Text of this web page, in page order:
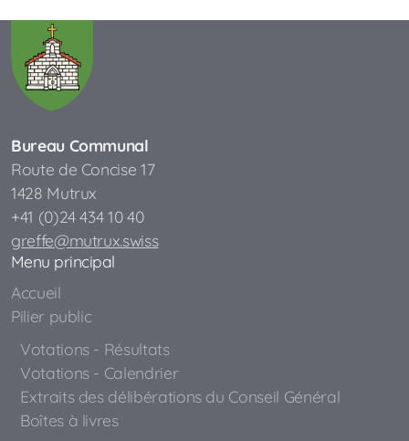
Bureau Communal
Route de Concise 17
1428 Mutrux
+41 (0)24 434 10 40
greffe@mutrux.swiss
Menu principal
Accueil
Pilier public
Votations - Résultats
Votations - Calendrier
Extraits des délibérations du Conseil Général
Boîtes à livres